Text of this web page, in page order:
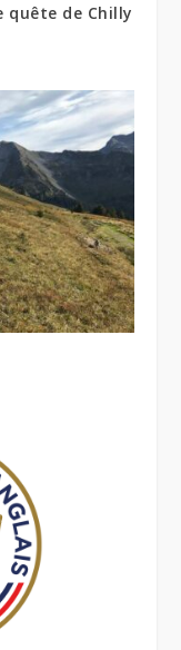
quête de Chilly